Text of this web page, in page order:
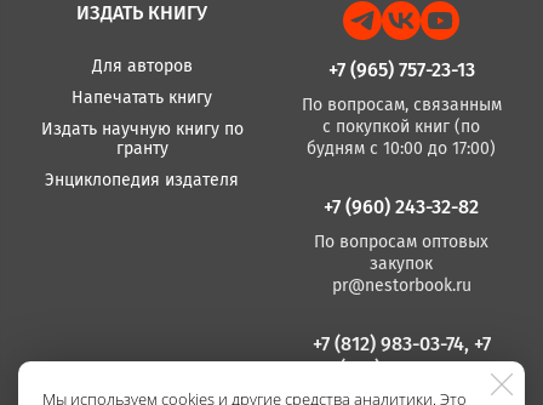
ИЗДАТЬ КНИГУ
Для авторов
Напечатать книгу
Издать научную книгу по
гранту
Энциклопедия издателя
+7 (965) 757-23-13
По вопросам, связанным
с покупкой книг (по
будням с 10:00 до 17:00)
+7 (960) 243-32-82
По вопросам оптовых
закупок
pr@nestorbook.ru
+7 (812) 983-03-74, +7
(812) 235 15 86
Мы используем cookies и другие средства аналитики. Это